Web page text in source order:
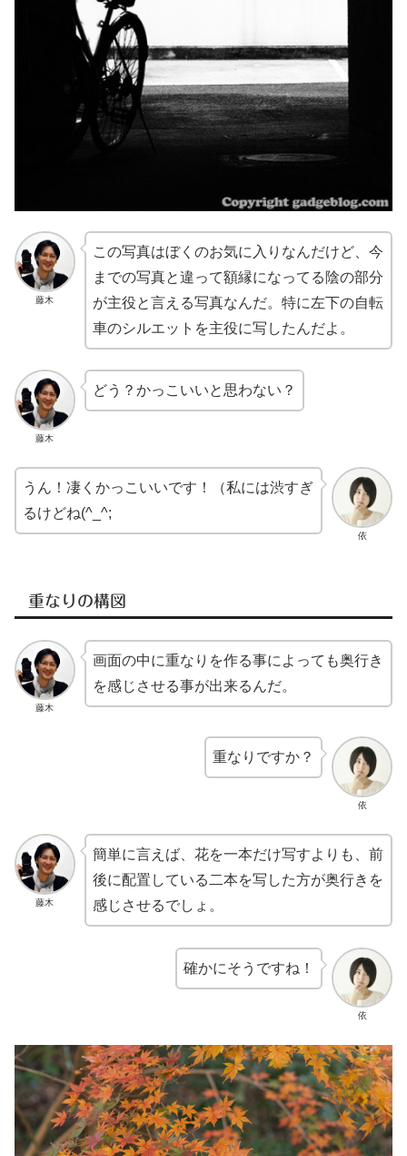
藤木
この写真はぼくのお気に入りなんだけど、今
までの写真と違って額縁になってる陰の部分
が主役と言える写真なんだ。特に左下の自転
車のシルエットを主役に写したんだよ。
藤木
どう？かっこいいと思わない？
依
うん！凄くかっこいいです！（私には渋すぎ
るけどね(^_^;
重なりの構図
藤木
画面の中に重なりを作る事によっても奥行き
を感じさせる事が出来るんだ。
依
重なりですか？
藤木
簡単に言えば、花を一本だけ写すよりも、前
後に配置している二本を写した方が奥行きを
感じさせるでしょ。
依
確かにそうですね！